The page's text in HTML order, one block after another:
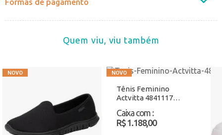
Formas de pagamento
Quem viu, viu também
Tênis Feminino
Actvitta 4841117
Caixa com :
R$ 1.188,00